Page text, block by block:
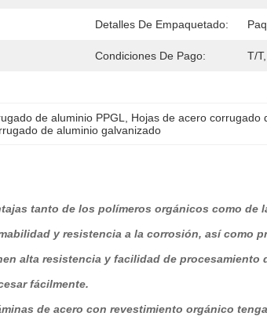
Detalles De Empaquetado:
Condiciones De Pago: T/
de aluminio PPGL Hojas de acero corrugado
de aluminio galvanizado
tanto de los polímeros orgánicos como de
y resistencia a la corrosión, así como
alta resistencia y facilidad de procesamiento
fácilmente.
de acero con revestimiento orgánico